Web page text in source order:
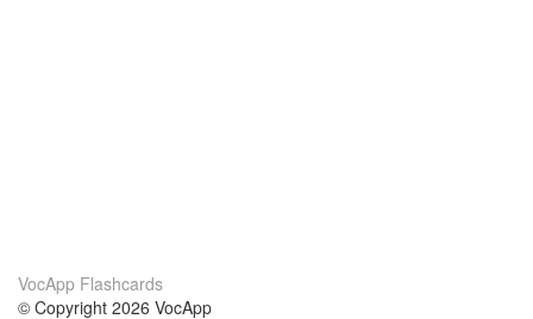
VocApp Flashcards
© Copyright 2026 VocApp